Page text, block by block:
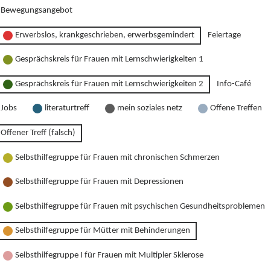
Bewegungsangebot
Erwerbslos, krankgeschrieben, erwerbsgemindert Feiertage
Gesprächskreis für Frauen mit Lernschwierigkeiten 1
Gesprächskreis für Frauen mit Lernschwierigkeiten 2 Info-Café
Jobs literaturtreff mein soziales netz Offene Treffen
Offener Treff (falsch)
Selbsthilfegruppe für Frauen mit chronischen Schmerzen
Selbsthilfegruppe für Frauen mit Depressionen
Selbsthilfegruppe für Frauen mit psychischen Gesundheitsproblemen
Selbsthilfegruppe für Mütter mit Behinderungen
Selbsthilfegruppe I für Frauen mit Multipler Sklerose